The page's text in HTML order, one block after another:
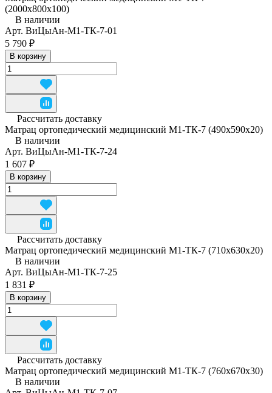
(2000х800х100)
В наличии
Арт. ВиЦыАн-М1-ТК-7-01
5 790 ₽
В корзину
Рассчитать доставку
Матрац ортопедический медицинский М1-ТК-7 (490x590x20)
В наличии
Арт. ВиЦыАн-М1-ТК-7-24
1 607 ₽
В корзину
Рассчитать доставку
Матрац ортопедический медицинский М1-ТК-7 (710x630x20)
В наличии
Арт. ВиЦыАн-М1-ТК-7-25
1 831 ₽
В корзину
Рассчитать доставку
Матрац ортопедический медицинский М1-ТК-7 (760x670x30)
В наличии